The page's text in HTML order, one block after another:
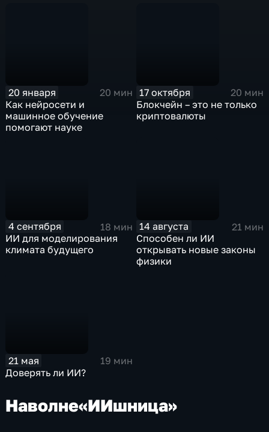
20 января
20 мин
Как нейросети и
машинное обучение
помогают науке
17 октября
20 мин
Блокчейн – это не только
криптовалюты
4 сентября
18 мин
ИИ для моделирования
климата будущего
14 августа
21 мин
Способен ли ИИ
открывать новые законы
физики
21 мая
19 мин
Доверять ли ИИ?
Наволне«ИИшница»